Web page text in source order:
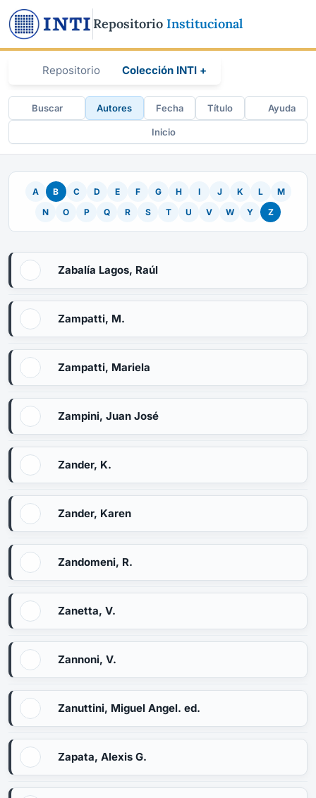
Repositorio Institucional
Repositorio Colección INTI +
Buscar Autores Fecha Título Ayuda
Inicio
A B C D E F G H I J K L
M
N
O P Q R S T U V W Y Z
Zabalía Lagos, Raúl
Zampatti, M.
Zampatti, Mariela
Zampini, Juan José
Zander, K.
Zander, Karen
Zandomeni, R.
Zanetta, V.
Zannoni, V.
Zanuttini, Miguel Angel. ed.
Zapata, Alexis G.